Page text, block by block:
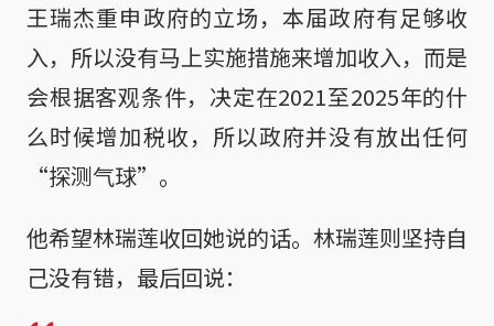
王瑞杰重申政府的立场，本届政府有足够收
入，所以没有马上实施措施来增加收入，而是
会根据客观条件，决定在2021至2025年的什
么时候增加税收，所以政府并没有放出任何
“探测气球”。
他希望林瑞莲收回她说的话。林瑞莲则坚持自
己没有错，最后回说：